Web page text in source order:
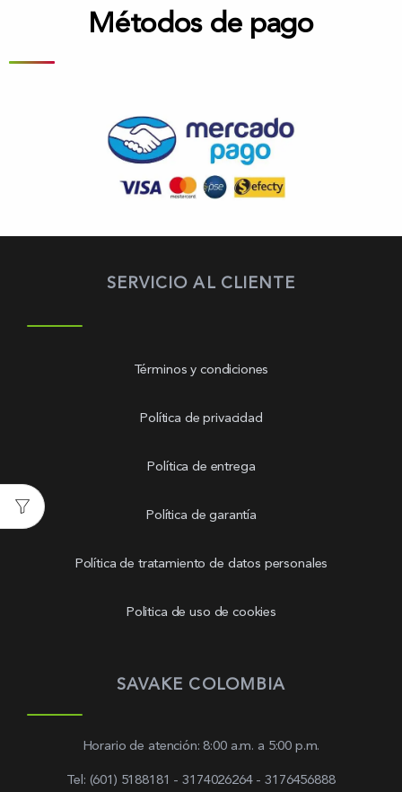
Métodos de pago
SERVICIO AL CLIENTE
Términos y condiciones
Política de privacidad
Política de entrega
Política de garantía
Política de tratamiento de datos personales
Politica de uso de cookies
SAVAKE COLOMBIA
Horario de atención: 8:00 a.m. a 5:00 p.m.
Tel: (601) 5188181 - 3174026264 - 3176456888